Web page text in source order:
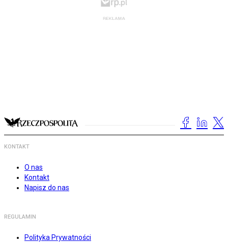
KONTAKT
O nas
Kontakt
Napisz do nas
REGULAMIN
Polityka Prywatności